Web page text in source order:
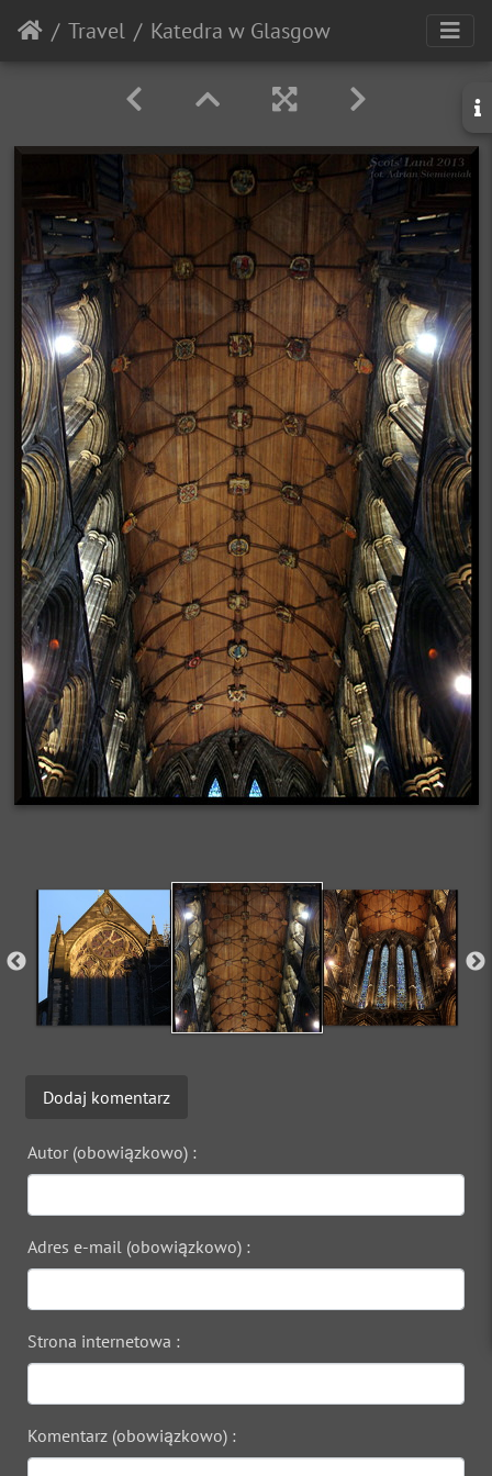
Travel Katedra w Glasgow
Dodaj komentarz
Autor (obowiązkowo) :
Adres e-mail (obowiązkowo) :
Strona internetowa :
Komentarz (obowiązkowo) :